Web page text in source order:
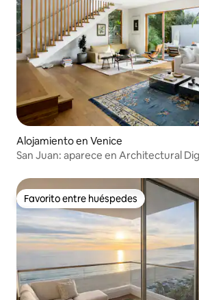
Alojamiento en Venice
San Juan: aparece en Architectural
Favorito entre huéspedes
Favorito entre huéspedes